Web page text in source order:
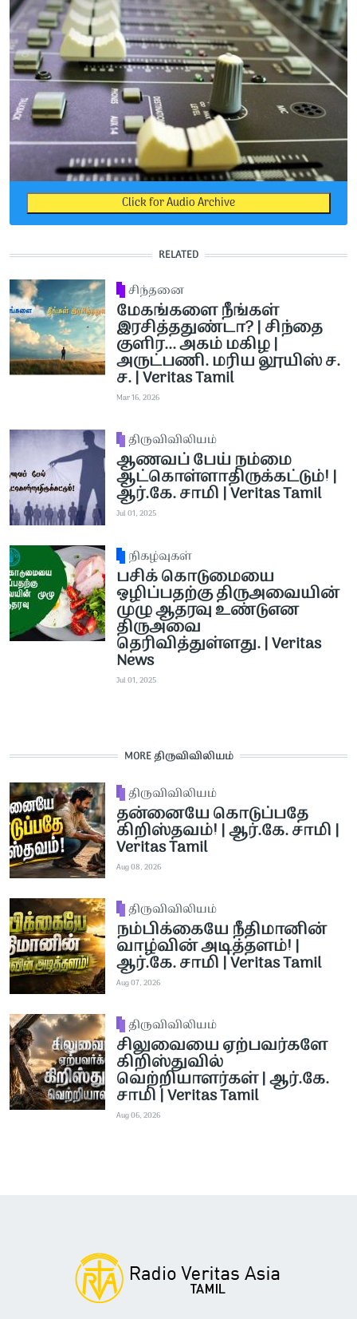
Click for Audio Archive
RELATED
சிந்தனை
மேகங்களை நீங்கள்
இரசித்ததுண்டா? | சிந்தை
குளிர... அகம் மகிழ |
அருட்பணி. மரிய லூயிஸ் ச.
ச. | Veritas Tamil
Mar 16, 2026
திருவிவிலியம்
ஆணவப் பேய் நம்மை
ஆட்கொள்ளாதிருக்கட்டும்! |
ஆர்.கே. சாமி | Veritas Tamil
Jul 01, 2025
நிகழ்வுகள்
பசிக் கொடுமையை
ஒழிப்பதற்கு திருஅவையின்
முழு ஆதரவு உண்டுஎன
திருஅவை
தெரிவித்துள்ளது. | Veritas
News
Jul 01, 2025
MORE திருவிவிலியம்
திருவிவிலியம்
தன்னையே கொடுப்பதே
கிறிஸ்தவம்! | ஆர்.கே. சாமி |
Veritas Tamil
Aug 08, 2026
திருவிவிலியம்
நம்பிக்கையே நீதிமானின்
வாழ்வின் அடித்தளம்! |
ஆர்.கே. சாமி | Veritas Tamil
Aug 07, 2026
திருவிவிலியம்
சிலுவையை ஏற்பவர்களே
கிறிஸ்துவில்
வெற்றியாளர்கள் | ஆர்.கே.
சாமி | Veritas Tamil
Aug 06, 2026